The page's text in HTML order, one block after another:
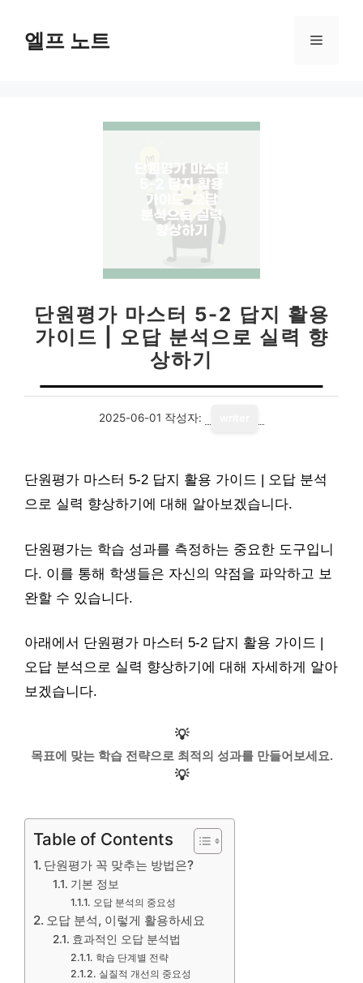
엘프 노트 메
단원평가 마스터 5-2 답지 활용
가이드 | 오답 분석으로 실력 향
상하기
2025-06-01 작성자:
단원평가 마스터 5-2 답지 활용 가이드 | 오답 분석
으로 실력 향상하기에 대해 알아보겠습니다.
단원평가는 학습 성과를 측정하는 중요한 도구입니
다. 이를 통해 학생들은 자신의 약점을 파악하고 보
완할 수 있습니다.
아래에서 단원평가 마스터 5-2 답지 활용 가이드 |
오답 분석으로 실력 향상하기에 대해 자세하게 알아
보겠습니다.
💡
목표에 맞는 학습 전략으로 최적의 성과를 만들어보세요.
💡
Table of Contents
단원평가 꼭 맞추는 방법은?
기본 정보
오답 분석의 중요성
오답 분석, 이렇게 활용하세요
효과적인 오답 분석법
학습 단계별 전략
실질적 개선의 중요성